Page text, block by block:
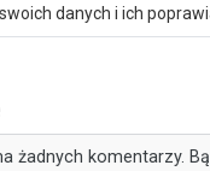
danych i ich
żadnych komentarzy.